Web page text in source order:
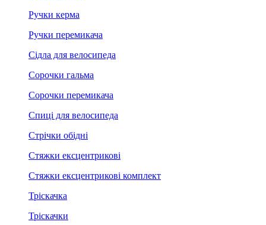
Ручки керма
Ручки перемикача
Сідла для велосипеда
Сорочки гальма
Сорочки перемикача
Спиці для велосипеда
Стрічки обідні
Стяжки ексцентрикові
Стяжки ексцентрикові комплект
Тріскачка
Тріскачки